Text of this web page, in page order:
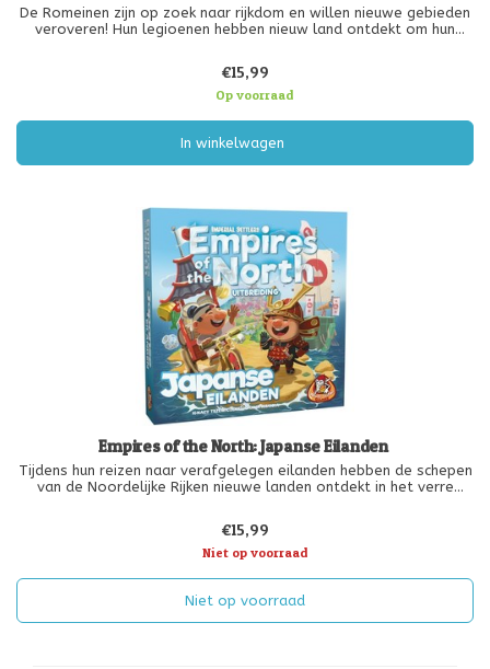
De Romeinen zijn op zoek naar rijkdom en willen nieuwe gebieden
veroveren! Hun legioenen hebben nieuw land ontdekt om hun
Romeinen en d
€15,99
Op voorraad
In winkelwagen
Empires of the North: Japanse Eilanden
Tijdens hun reizen naar verafgelegen eilanden hebben de schepen
van de Noordelijke Rijken nieuwe landen ontdekt in het verre
hand
€15,99
Niet op voorraad
Niet op voorraad